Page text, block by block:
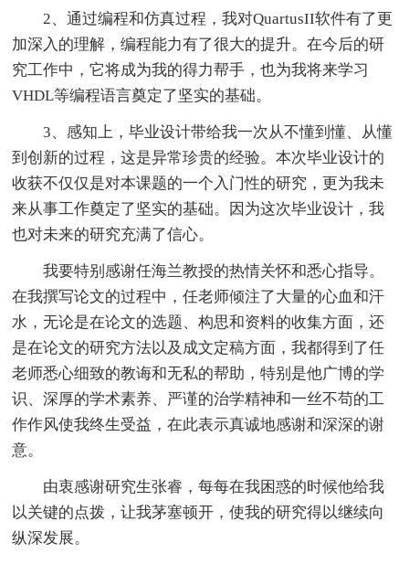
2、通过编程和仿真过程，我对QuartusII软件有了更
加深入的理解，编程能力有了很大的提升。在今后的研
究工作中，它将成为我的得力帮手，也为我将来学习
VHDL等编程语言奠定了坚实的基础。
3、感知上，毕业设计带给我一次从不懂到懂、从懂
到创新的过程，这是异常珍贵的经验。本次毕业设计的
收获不仅仅是对本课题的一个入门性的研究，更为我未
来从事工作奠定了坚实的基础。因为这次毕业设计，我
也对未来的研究充满了信心。
我要特别感谢任海兰教授的热情关怀和悉心指导。
在我撰写论文的过程中，任老师倾注了大量的心血和汗
水，无论是在论文的选题、构思和资料的收集方面，还
是在论文的研究方法以及成文定稿方面，我都得到了任
老师悉心细致的教诲和无私的帮助，特别是他广博的学
识、深厚的学术素养、严谨的治学精神和一丝不苟的工
作作风使我终生受益，在此表示真诚地感谢和深深的谢
意。
由衷感谢研究生张睿，每每在我困惑的时候他给我
以关键的点拨，让我茅塞顿开，使我的研究得以继续向
纵深发展。